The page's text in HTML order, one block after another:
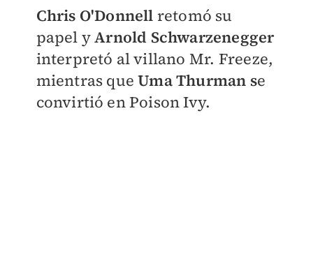
Chris O'Donnell retomó su
papel yArnold Schwarzenegger
interpretó al villano Mr. Freeze,
mientras que Uma Thurman se
convirtió en Poison Ivy.